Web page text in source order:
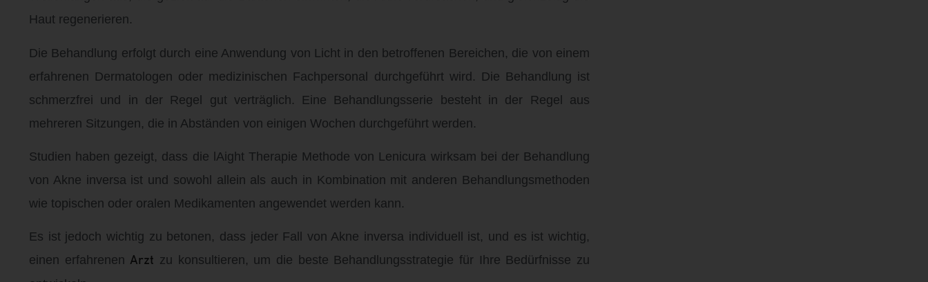
Haut regenerieren.
Die Behandlung erfolgt durch eine Anwendung von Licht in den betroffenen Bereichen, die von einem
erfahrenen Dermatologen oder medizinischen Fachpersonal durchgeführt wird. Die Behandlung ist
schmerzfrei und in der Regel gut verträglich. Eine Behandlungsserie besteht in der Regel aus
mehreren Sitzungen, die in Abständen von einigen Wochen durchgeführt werden.
Studien haben gezeigt, dass die lAight Therapie Methode von Lenicura wirksam bei der Behandlung
von Akne inversa ist und sowohl allein als auch in Kombination mit anderen Behandlungsmethoden
wie topischen oder oralen Medikamenten angewendet werden kann.
Es ist jedoch wichtig zu betonen, dass jeder Fall von Akne inversa individuell ist, und es ist wichtig,
einen erfahrenen Arzt zu konsultieren, um die beste Behandlungsstrategie für Ihre Bedürfnisse zu